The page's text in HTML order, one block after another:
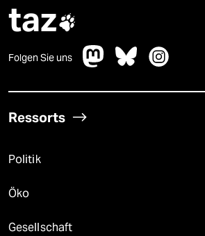
taz
Folgen Sie uns
Ressorts
Politik
Öko
Gesellschaft